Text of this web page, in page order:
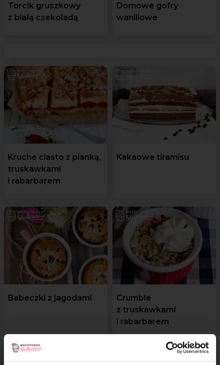
Torcik gruszkowy
z białą czekoladą
Domowe gofry
waniliowe
Kruche ciasto z pianką,
truskawkami
i rabarbarem
Kakaowe tiramisu
Babeczki z jagodami
Crumble
z truskawkami
i rabarbarem